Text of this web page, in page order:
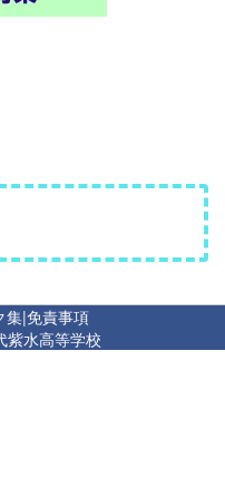
集|免責事項
紫水高等学校